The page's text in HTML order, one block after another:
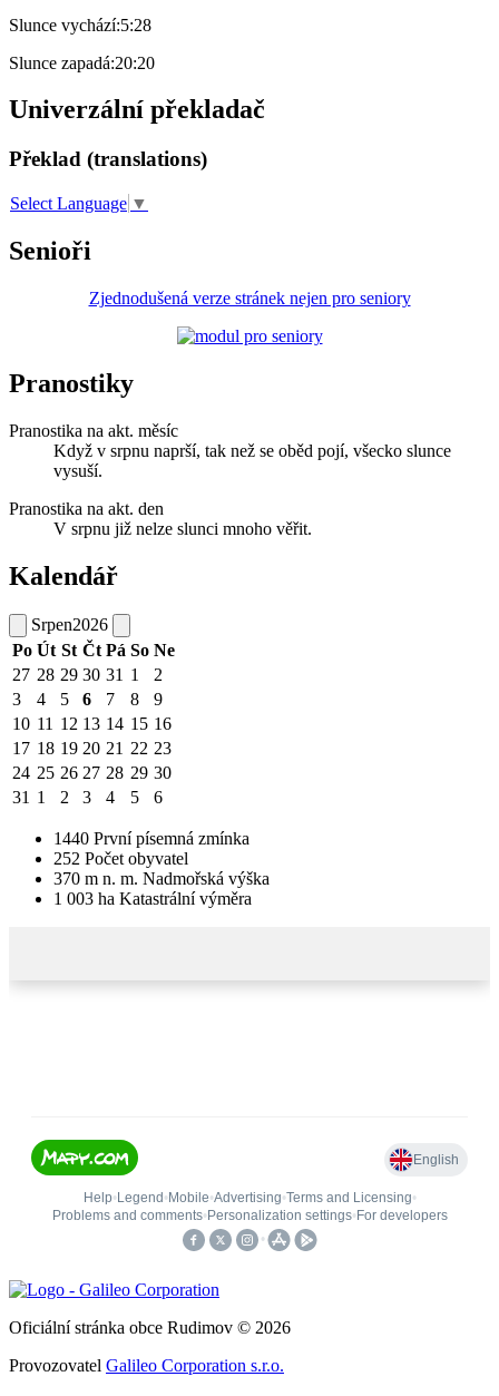
Slunce vychází:5:28
Slunce zapadá:20:20
Univerzální překladač
Překlad (translations)
Select Language ▼
Senioři
Zjednodušená verze stránek nejen pro seniory
Pranostiky
Pranostika na akt. měsíc
Když v srpnu naprší, tak než se oběd pojí, všecko slunce
vysuší.
Pranostika na akt. den
V srpnu již nelze slunci mnoho věřit.
Kalendář
Srpen2026
Po Út St Čt Pá So Ne
27 28 29 30 31 1
2
3
4 5 6 7 8
9
10 11 12 13 14 15 16
17 18 19 20 21 22 23
24 25 26 27 28 29 30
31 1 2 3 4 5 6
1440 První písemná zmínka
252 Počet obyvatel
370 m n. m. Nadmořská výška
1 003 ha Katastrální výměra
Oficiální stránka obce Rudimov © 2026
Provozovatel Galileo Corporation s.r.o.